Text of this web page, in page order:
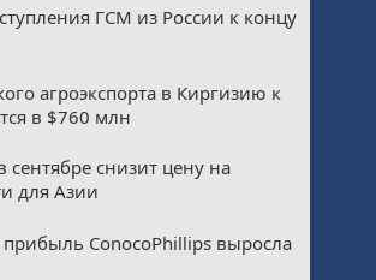
ГСМ из России к концу
агроэкспорта в Киргизию к
в $760 млн
сентябре снизит цену на
для Азии
прибыль ConocoPhillips выросла